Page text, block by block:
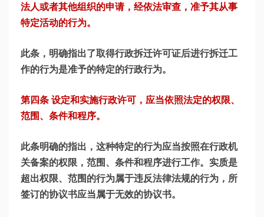
法人或者其他组织的申请，经依法审查，准予其从事
特定活动的行为。
此条，明确指出了取得行政拆迁许可证后进行拆迁工
作的行为是准予的特定的行政行为。
第四条 设定和实施行政许可，应当依照法定的权限、
范围、条件和程序。
此条明确的指出，这种特定的行为应当按照在行政机
关备案的权限，范围、条件和程序进行工作。实质是
超出权限、范围的行为属于违反法律法规的行为，所
签订的协议书应当属于无效的协议书。